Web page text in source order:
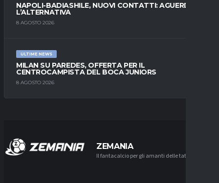
NAPOLI-BADIASHILE, NUOVI CONTATTI: AGUERD È
L’ALTERNATIVA
8 AGOSTO 2026
ULTIME NEWS
MILAN SU PAREDES, OFFERTA PER IL
CENTROCAMPISTA DEL BOCA JUNIORS
8 AGOSTO 2026
ZEMANIA
Il fantacalcio per gli amanti delle tattiche